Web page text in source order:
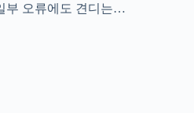
부 오류에도 견디는…